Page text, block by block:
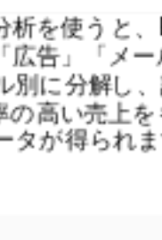
析を使うと
広告」「メ
別に分解し
の高い売上
タが得られ